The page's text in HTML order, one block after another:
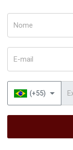
(+55)